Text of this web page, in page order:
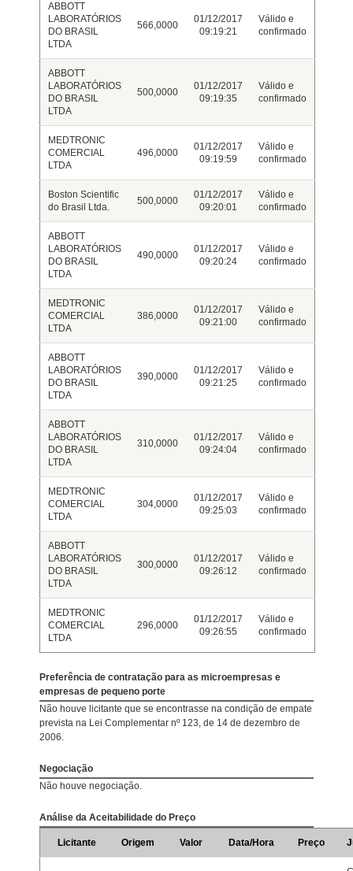
ABBOTT
LABORATÓRIOS
DO BRASIL
LTDA
566,0000
01/12/2017
09:19:21
Válido e
confirmado
ABBOTT
LABORATÓRIOS
DO BRASIL
LTDA
500,0000
01/12/2017
09:19:35
Válido e
confirmado
MEDTRONIC
COMERCIAL
LTDA
496,0000
01/12/2017
09:19:59
Válido e
confirmado
Boston Scientific
do Brasil Ltda.
500,0000
01/12/2017
09:20:01
Válido e
confirmado
ABBOTT
LABORATÓRIOS
DO BRASIL
LTDA
490,0000
01/12/2017
09:20:24
Válido e
confirmado
MEDTRONIC
COMERCIAL
LTDA
386,0000
01/12/2017
09:21:00
Válido e
confirmado
ABBOTT
LABORATÓRIOS
DO BRASIL
LTDA
390,0000
01/12/2017
09:21:25
Válido e
confirmado
ABBOTT
LABORATÓRIOS
DO BRASIL
LTDA
310,0000
01/12/2017
09:24:04
Válido e
confirmado
MEDTRONIC
COMERCIAL
LTDA
304,0000
01/12/2017
09:25:03
Válido e
confirmado
ABBOTT
LABORATÓRIOS
DO BRASIL
LTDA
300,0000
01/12/2017
09:26:12
Válido e
confirmado
MEDTRONIC
COMERCIAL
LTDA
296,0000
01/12/2017
09:26:55
Válido e
confirmado
Preferência de contratação para as microempresas e
empresas de pequeno porte
Não houve licitante que se encontrasse na condição de empate
prevista na Lei Complementar nº 123, de 14 de dezembro de
2006.
Negociação
Não houve negociação.
Análise da Aceitabilidade do Preço
Licitante Origem Valor Data/Hora Preço